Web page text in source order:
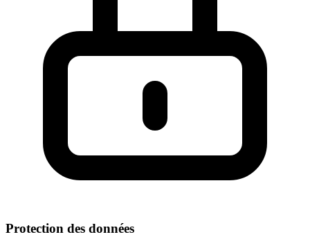
Protection des données